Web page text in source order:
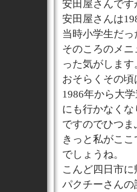
安田屋さんです
安田屋さんは
当時小学生だ
そのころのメ
った気がします
おそらくその
1986年から大
にも行かなくな
ですのでひつ
きっと私がこ
でしょうね。
こんど四日市
パクチーさん